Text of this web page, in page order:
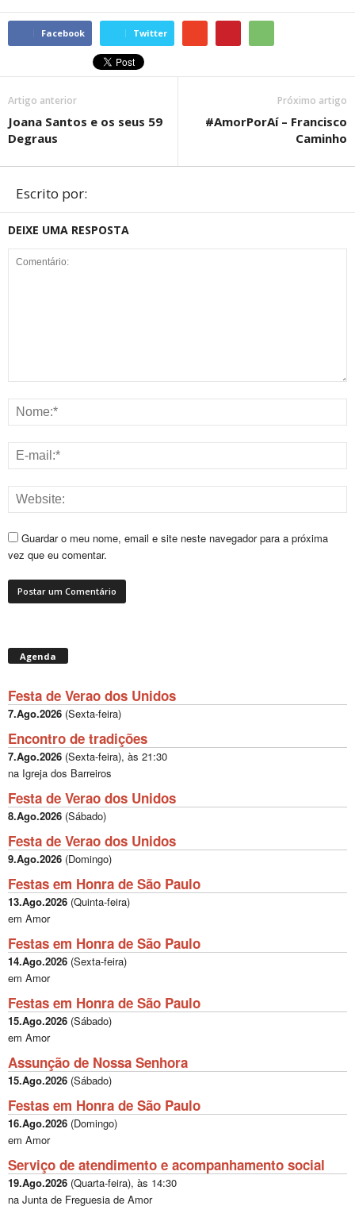
Facebook Twitter
Artigo anterior
Joana Santos e os seus 59
Degraus
Próximo artigo
#AmorPorAí – Francisco
Caminho
Escrito por:
DEIXE UMA RESPOSTA
Guardar o meu nome, email e site neste navegador para a próxima
vez que eu comentar.
Agenda
Festa de Verao dos Unidos
7.Ago.2026 (Sexta-feira)
Encontro de tradições
7.Ago.2026 (Sexta-feira), às 21:30
na Igreja dos Barreiros
Festa de Verao dos Unidos
8.Ago.2026 (Sábado)
Festa de Verao dos Unidos
9.Ago.2026 (Domingo)
Festas em Honra de São Paulo
13.Ago.2026 (Quinta-feira)
em Amor
Festas em Honra de São Paulo
14.Ago.2026 (Sexta-feira)
em Amor
Festas em Honra de São Paulo
15.Ago.2026 (Sábado)
em Amor
Assunção de Nossa Senhora
15.Ago.2026 (Sábado)
Festas em Honra de São Paulo
16.Ago.2026 (Domingo)
em Amor
Serviço de atendimento e acompanhamento social
19.Ago.2026 (Quarta-feira), às 14:30
na Junta de Freguesia de Amor